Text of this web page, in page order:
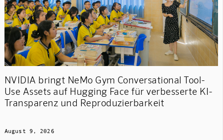
NVIDIA bringt NeMo Gym Conversational Tool-
Use Assets auf Hugging Face für verbesserte KI-
Transparenz und Reproduzierbarkeit
August 9, 2026